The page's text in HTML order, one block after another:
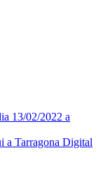
13/02/2022 a
a Tarragona Digital